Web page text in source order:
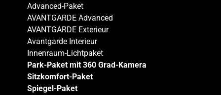
Advanced-Paket
AVANTGARDE Advanced
AVANTGARDE Exterieur
Avantgarde Interieur
Innenraum-Lichtpaket
Park-Paket mit 360 Grad-Kamera
Sitzkomfort-Paket
Spiegel-Paket